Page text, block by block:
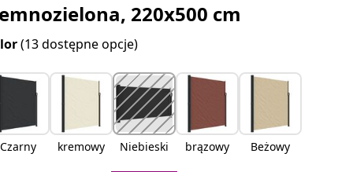
220x500 cm
(13 dostępne opcje)
Czarny kremowy Niebieski brązowy Beżowy